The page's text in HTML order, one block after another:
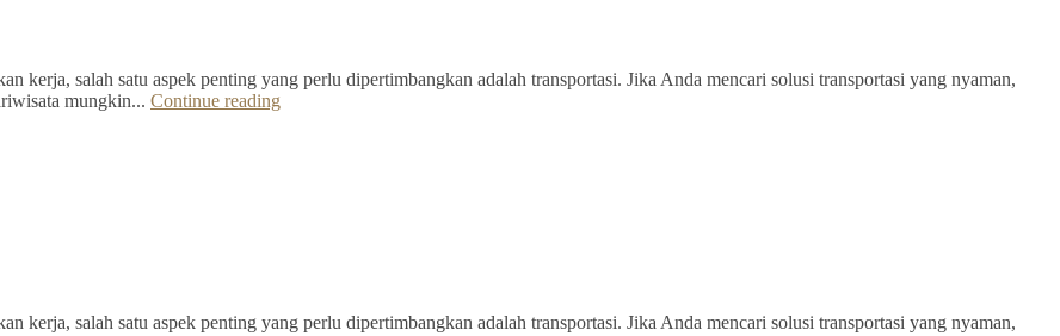
kerja, salah satu aspek penting yang perlu dipertimbangkan adalah transportasi. Jika Anda mencari solusi transportasi yang nyaman,
mungkin... Continue reading
kerja, salah satu aspek penting yang perlu dipertimbangkan adalah transportasi. Jika Anda mencari solusi transportasi yang nyaman,